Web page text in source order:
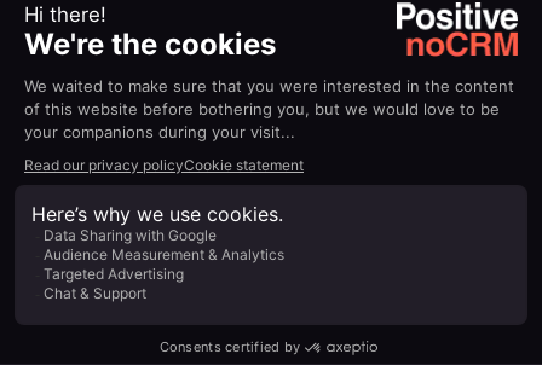
JotForm in Prospect
Creare nuove righe nella lista prospect
della tua scelta usando JotForm
Scopri di più